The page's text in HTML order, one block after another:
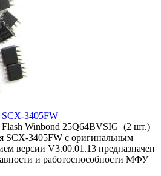
3405FW
Winbond 25Q64BVSIG (2 шт.)
SCX-3405FW с оригинальным
версии V3.00.01.13 предназначен
и работоспособности МФУ